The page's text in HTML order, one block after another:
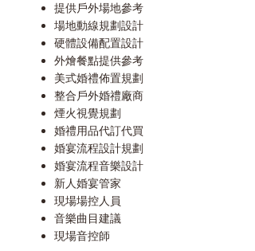
提供戶外場地參考
場地動線規劃設計
硬體設備配置設計
外燴餐點提供參考
美式婚禮佈置規劃
整合戶外婚禮廠商
煙火視覺規劃
婚禮用品代訂代買
婚宴流程設計規劃
婚宴流程音樂設計
新人婚宴管家
現場場控人員
​音樂曲目建議
​現場音控師